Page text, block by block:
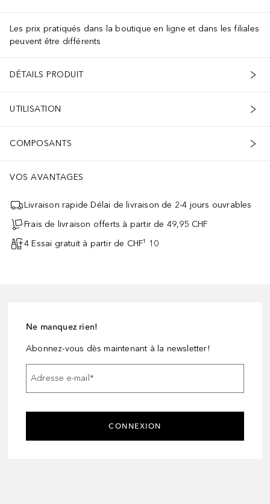
Les prix pratiqués dans la boutique en ligne et dans les filiales
peuvent être différents
DÉTAILS PRODUIT
UTILISATION
COMPOSANTS
VOS AVANTAGES
Livraison rapide Délai de livraison de 2-4 jours ouvrables
Frais de livraison offerts à partir de 49,95 CHF
4 Essai gratuit à partir de CHF¹ 10
Ne manquez rien!
Abonnez-vous dès maintenant à la newsletter!
Adresse e-mail*
CONNEXION